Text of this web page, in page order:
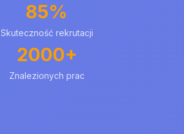
85%
Skuteczność rekrutacji
2000+
Znalezionych prac